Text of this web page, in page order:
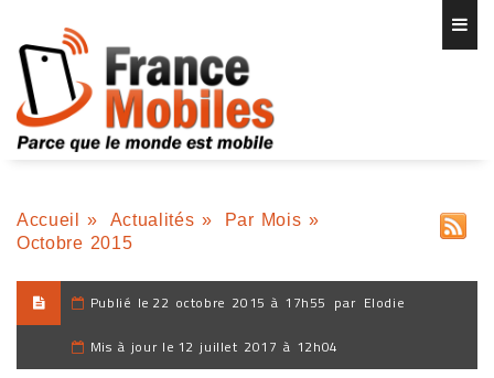
Accueil » Actualités » Par Mois »
Octobre 2015
Publié le 22 octobre 2015 à 17h55 par Elodie
Mis à jour le 12 juillet 2017 à 12h04